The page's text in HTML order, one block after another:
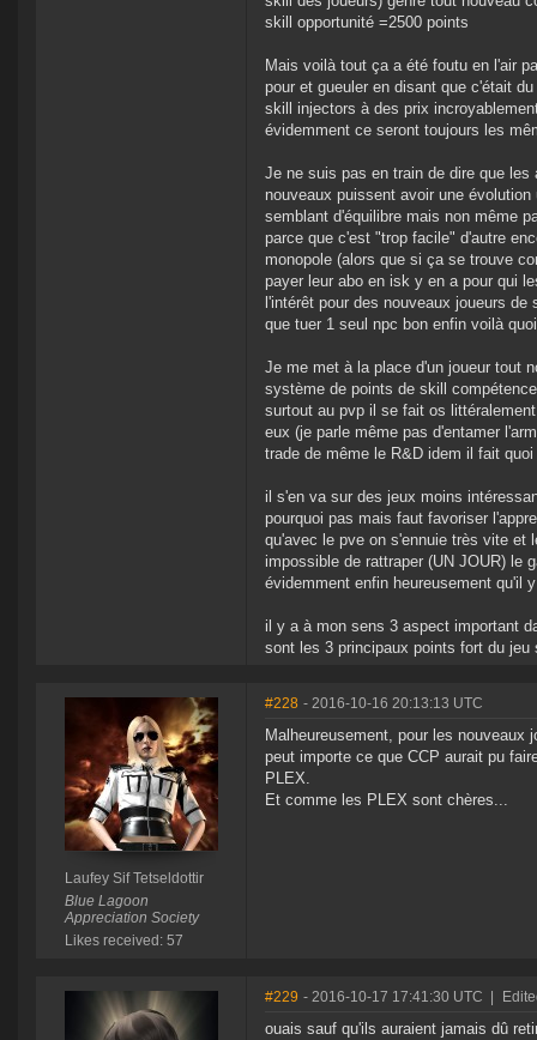
skill opportunité =2500 points
Mais voilà tout ça a été foutu en l'air
pour et gueuler en disant que c'était
skill injectors à des prix
évidemment ce seront toujours les
Je ne suis pas en train de dire que
nouveaux puissent avoir une
semblant d'équilibre mais non même
parce que c'est "trop facile" d'autre
monopole (alors que si ça se trouve
payer leur abo en isk y en a pour qui
l'intérêt pour des nouveaux joueurs
que tuer 1 seul npc bon enfin voilà
Je me met à la place d'un joueur tout
système de points de skill
surtout au pvp il se fait os
eux (je parle même pas d'entamer
trade de même le R&D idem il fait
il s'en va sur des jeux moins
pourquoi pas mais faut favoriser
qu'avec le pve on s'ennuie très vite et
impossible de rattraper (UN JOUR) le
évidemment enfin heureusement qu'il
il y a à mon sens 3 aspect important
sont les 3 principaux points fort du
Laufey Sif Tetseldottir
Blue Lagoon
Appreciation Society
Likes received: 57
#228 - 2016-10-16 20:13:13 UTC
Malheureusement, pour les
peut importe ce que CCP aurait pu
PLEX.
Et comme les PLEX sont chères...
#229 - 2016-10-17 17:41:30 UTC
ouais sauf qu'ils auraient jamais dû